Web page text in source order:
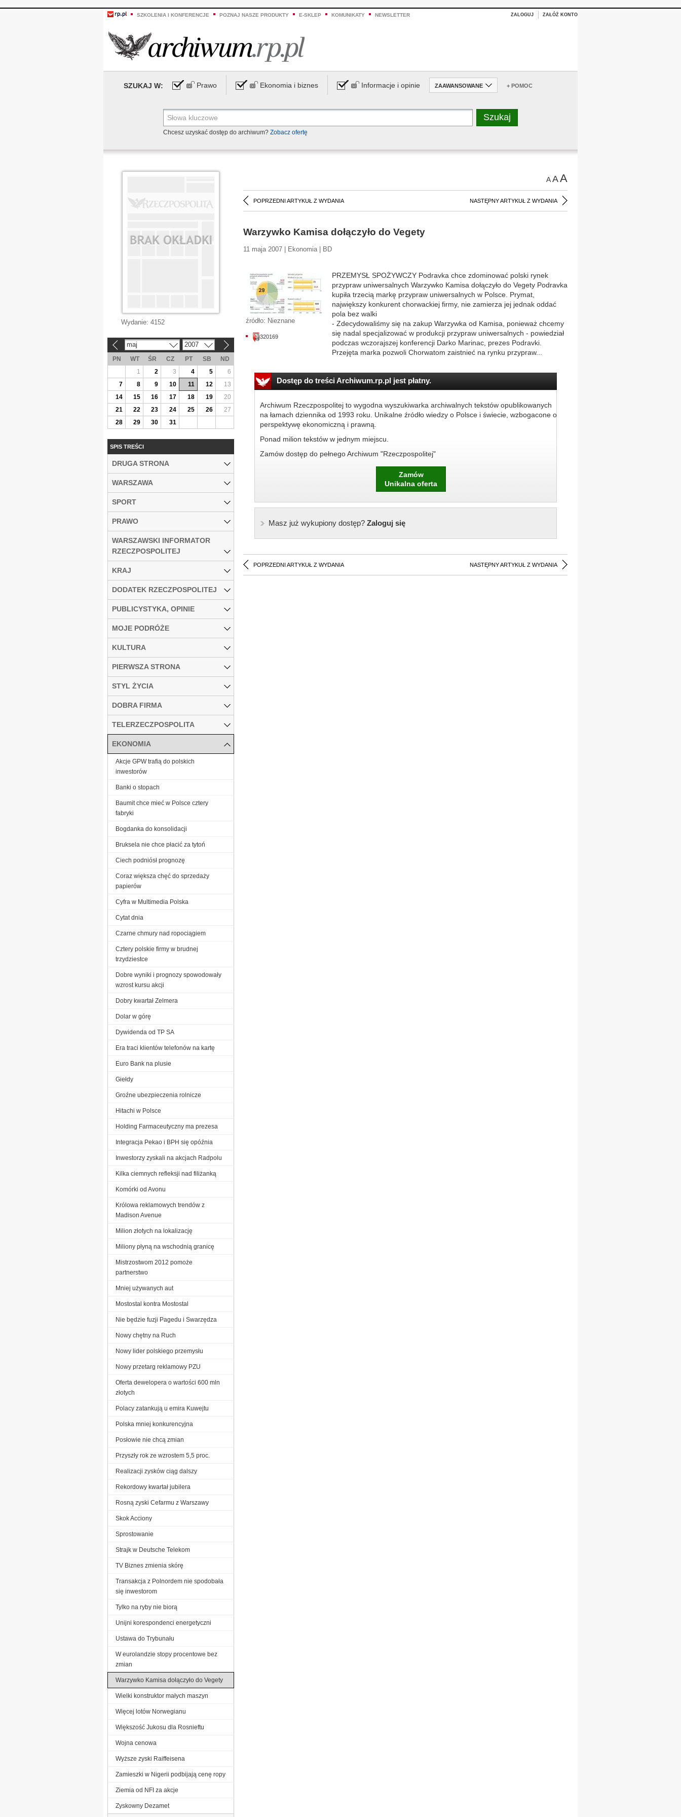
SZKOLENIA I KONFERENCJE POZNAJ NASZE PRODUKTY E-SKLEP KOMUNIKATY NEWSLETTER ZALOGUJ ZAŁÓŻ KONTO
SZUKAJ W: Prawo Ekonomia i biznes Informacje i opinie ZAAWANSOWANE + POMOC
Chcesz uzyskać dostęp do archiwum? Zobacz ofertę
AAA
POPRZEDNI ARTYKUŁ Z WYDANIA NASTĘPNY ARTYKUŁ Z WYDANIA
Warzywko Kamisa dołączyło do Vegety
11 maja 2007 | Ekonomia | BD
źródło: Nieznane
320169
PRZEMYSŁ SPOŻYWCZY Podravka chce zdominować polski rynek
przypraw uniwersalnych Warzywko Kamisa dołączyło do Vegety Podravka
kupiła trzecią markę przypraw uniwersalnych w Polsce. Prymat,
największy konkurent chorwackiej firmy, nie zamierza jej jednak oddać
pola bez walki
- Zdecydowaliśmy się na zakup Warzywka od Kamisa, ponieważ chcemy
się nadal specjalizować w produkcji przypraw uniwersalnych - powiedział
podczas wczorajszej konferencji Darko Marinac, prezes Podravki.
Przejęta marka pozwoli Chorwatom zaistnieć na rynku przypraw...
Dostęp do treści Archiwum.rp.pl jest płatny.
Archiwum Rzeczpospolitej to wygodna wyszukiwarka archiwalnych tekstów opublikowanych
na łamach dziennika od 1993 roku. Unikalne źródło wiedzy o Polsce i świecie, wzbogacone o
perspektywę ekonomiczną i prawną.
Ponad milion tekstów w jednym miejscu.
Zamów dostęp do pełnego Archiwum "Rzeczpospolitej"
Zamów
Unikalna oferta
Masz już wykupiony dostęp?Zaloguj się
POPRZEDNI ARTYKUŁ Z WYDANIA NASTĘPNY ARTYKUŁ Z WYDANIA
Wydanie: 4152
maj 2007
PN WT ŚR CZ PT SB
ND
1
2 3 4 5
6
7
8 9 10 11 12
13
14
15 16 17 18 19
20
21
22 23 24 25 26
27
28
29 30 31
SPIS TREŚCI
DRUGA STRONA
WARSZAWA
SPORT
PRAWO
WARSZAWSKI INFORMATOR
RZECZPOSPOLITEJ
KRAJ
DODATEK RZECZPOSPOLITEJ
PUBLICYSTYKA, OPINIE
MOJE PODRÓŻE
KULTURA
PIERWSZA STRONA
STYL ŻYCIA
DOBRA FIRMA
TELERZECZPOSPOLITA
EKONOMIA
Akcje GPW trafią do polskich
inwestorów
Banki o stopach
Baumit chce mieć w Polsce cztery
fabryki
Bogdanka do konsolidacji
Bruksela nie chce płacić za tytoń
Ciech podniósł prognozę
Coraz większa chęć do sprzedaży
papierów
Cyfra w Multimedia Polska
Cytat dnia
Czarne chmury nad ropociągiem
Cztery polskie firmy w brudnej
trzydziestce
Dobre wyniki i prognozy spowodowały
wzrost kursu akcji
Dobry kwartał Zelmera
Dolar w górę
Dywidenda od TP SA
Era traci klientów telefonów na kartę
Euro Bank na plusie
Giełdy
Groźne ubezpieczenia rolnicze
Hitachi w Polsce
Holding Farmaceutyczny ma prezesa
Integracja Pekao i BPH się opóźnia
Inwestorzy zyskali na akcjach Radpolu
Kilka ciemnych refleksji nad filiżanką
Komórki od Avonu
Królowa reklamowych trendów z
Madison Avenue
Milion złotych na lokalizację
Miliony płyną na wschodnią granicę
Mistrzostwom 2012 pomoże
partnerstwo
Mniej używanych aut
Mostostal kontra Mostostal
Nie będzie fuzji Pagedu i Swarzędza
Nowy chętny na Ruch
Nowy lider polskiego przemysłu
Nowy przetarg reklamowy PZU
Oferta dewelopera o wartości 600 mln
złotych
Polacy zatankują u emira Kuwejtu
Polska mniej konkurencyjna
Posłowie nie chcą zmian
Przyszły rok ze wzrostem 5,5 proc.
Realizacji zysków ciąg dalszy
Rekordowy kwartał jubilera
Rosną zyski Cefarmu z Warszawy
Skok Acciony
Sprostowanie
Strajk w Deutsche Telekom
TV Biznes zmienia skórę
Transakcja z Polnordem nie spodobała
się inwestorom
Tylko na ryby nie biorą
Unijni korespondenci energetyczni
Ustawa do Trybunału
W eurolandzie stopy procentowe bez
zmian
Warzywko Kamisa dołączyło do Vegety
Wielki konstruktor małych maszyn
Więcej lotów Norwegianu
Większość Jukosu dla Rosnieftu
Wojna cenowa
Wyższe zyski Raiffeisena
Zamieszki w Nigerii podbijają cenę ropy
Ziemia od NFI za akcje
Zyskowny Dezamet